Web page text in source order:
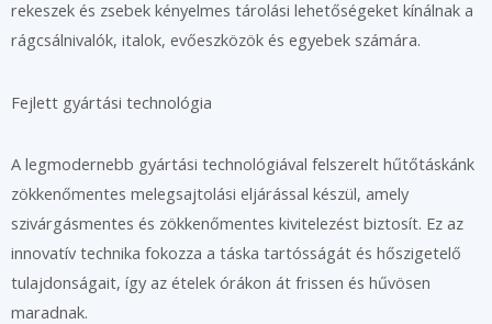
rekeszek és zsebek kényelmes tárolási lehetőségeket kínálnak a
rágcsálnivalók, italok, evőeszközök és egyebek számára.
Fejlett gyártási technológia
A legmodernebb gyártási technológiával felszerelt hűtőtáskánk
zökkenőmentes melegsajtolási eljárással készül, amely
szivárgásmentes és zökkenőmentes kivitelezést biztosít. Ez az
innovatív technika fokozza a táska tartósságát és hőszigetelő
tulajdonságait, így az ételek órákon át frissen és hűvösen
maradnak.